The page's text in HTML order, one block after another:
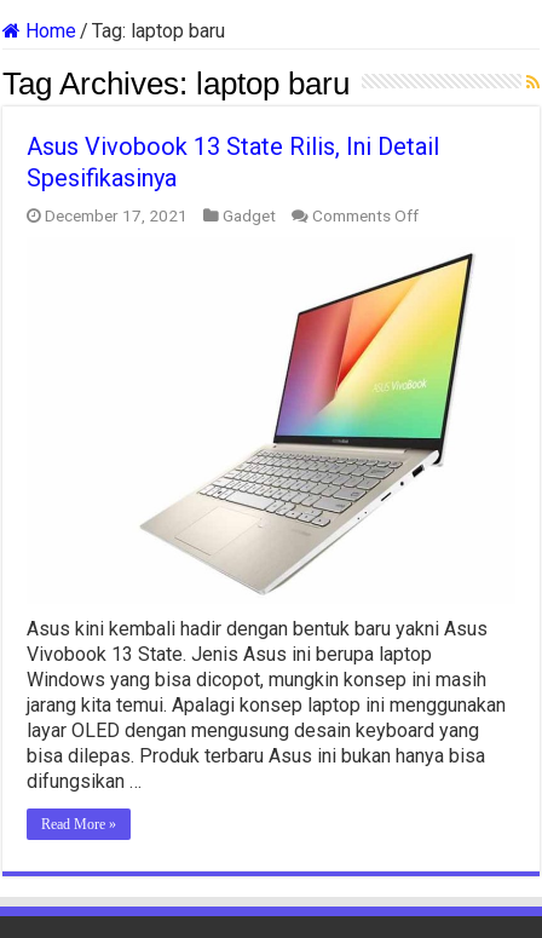
Home/ Tag: laptop baru
Tag Archives: laptop baru
Asus Vivobook 13 State Rilis, Ini Detail
Spesifikasinya
December 17, 2021 Gadget Comments Offon
Vivobook
13
State
Rilis,
Detail
Spesifikasinya
Asus kini kembali hadir dengan bentuk baru yakni Asus
Vivobook 13 State. Jenis Asus ini berupa laptop
Windows yang bisa dicopot, mungkin konsep ini masih
jarang kita temui. Apalagi konsep laptop ini menggunakan
layar OLED dengan mengusung desain keyboard yang
bisa dilepas. Produk terbaru Asus ini bukan hanya bisa
difungsikan …
Read More »